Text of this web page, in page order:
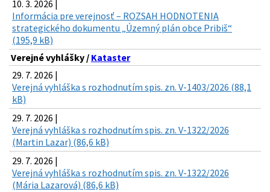
10. 3. 2026 |
Informácia pre verejnosť – ROZSAH HODNOTENIA
strategického dokumentu „Územný plán obce Pribiš“
(195,9 kB)
Verejné vyhlášky / Kataster
29. 7. 2026 |
Verejná vyhláška s rozhodnutím spis. zn. V-1403/2026 (88,1
kB)
29. 7. 2026 |
Verejná vyhláška s rozhodnutím spis. zn. V-1322/2026
(Martin Lazar) (86,6 kB)
29. 7. 2026 |
Verejná vyhláška s rozhodnutím spis. zn. V-1322/2026
(Mária Lazarová) (86,6 kB)